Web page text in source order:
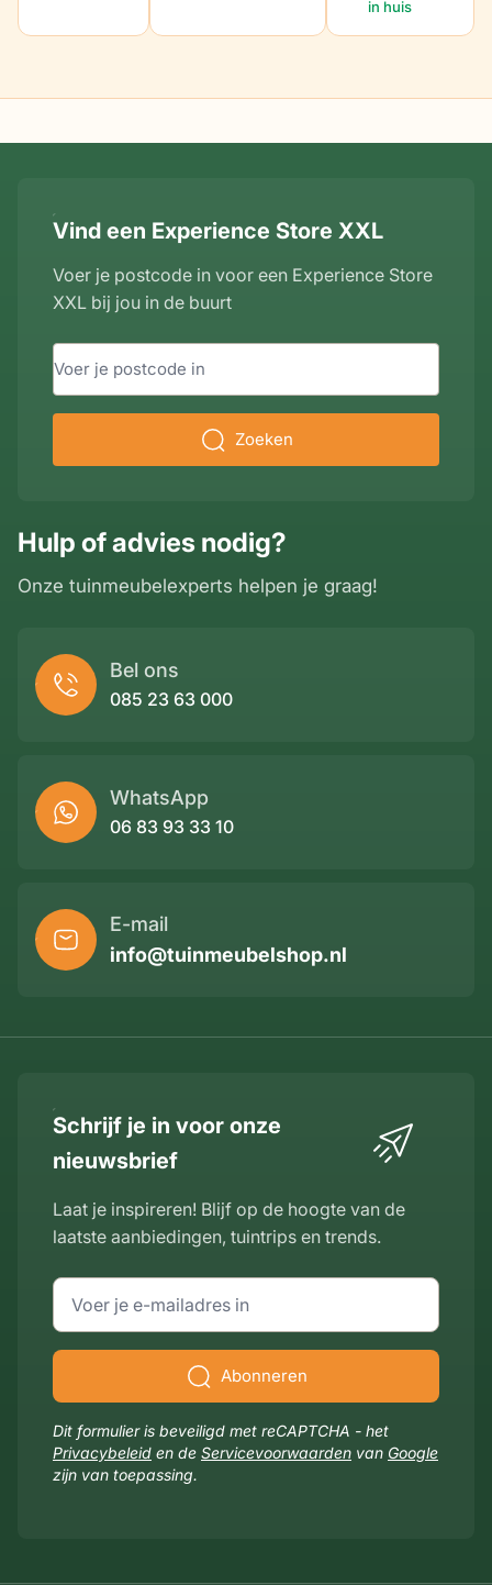
in huis
Hulp of advies nodig?
Onze tuinmeubelexperts helpen je graag!
Bel ons
085 23 63 000
WhatsApp
06 83 93 33 10
E-mail
info@tuinmeubelshop.nl
Vind een Experience Store XXL
Voer je postcode in voor een Experience Store
XXL bij jou in de buurt
Zoeken
Schrijf je in voor onze
nieuwsbrief
Laat je inspireren! Blijf op de hoogte van de
laatste aanbiedingen, tuintrips en trends.
E-mailadres
Abonneren
Dit formulier is beveiligd met reCAPTCHA - het
Privacybeleid en de Servicevoorwaarden van Google
zijn van toepassing.